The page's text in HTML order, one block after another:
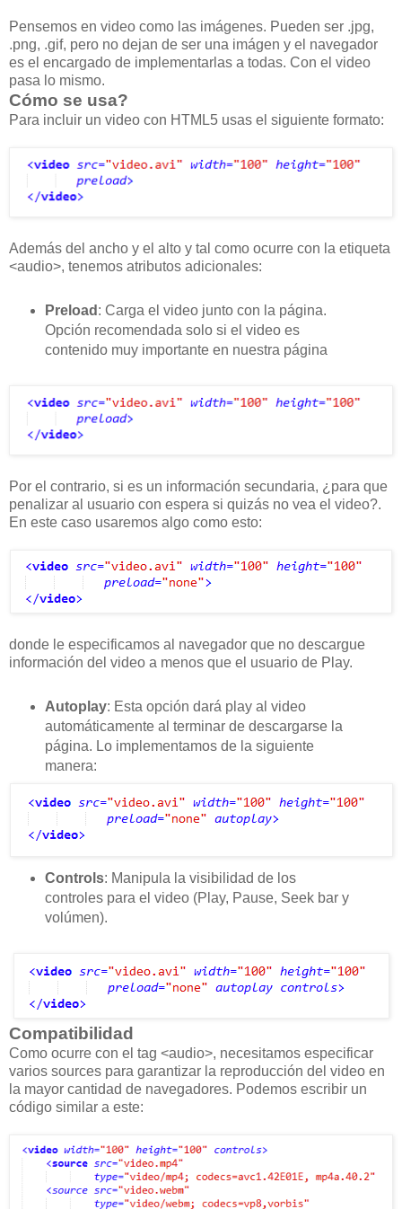
Pensemos en video como las imágenes. Pueden ser .jpg,
.png, .gif, pero no dejan de ser una imágen y el navegador
es el encargado de implementarlas a todas. Con el video
pasa lo mismo.
Cómo se usa?
Para incluir un video con HTML5 usas el siguiente formato:
Además del ancho y el alto y tal como ocurre con la etiqueta
<audio>, tenemos atributos adicionales:
Preload : Carga el video junto con la página.
Opción recomendada solo si el video es
contenido muy importante en nuestra página
Por el contrario, si es un información secundaria, ¿para que
penalizar al usuario con espera si quizás no vea el video?.
En este caso usaremos algo como esto:
donde le especificamos al navegador que no descargue
información del video a menos que el usuario de Play.
Autoplay: Esta opción dará play al video
automáticamente al terminar de descargarse la
página. Lo implementamos de la siguiente
manera:
Controls: Manipula la visibilidad de los
controles para el video (Play, Pause, Seek bar y
volúmen).
Compatibilidad
Como ocurre con el tag <audio>, necesitamos especificar
varios sources para garantizar la reproducción del video en
la mayor cantidad de navegadores. Podemos escribir un
código similar a este: